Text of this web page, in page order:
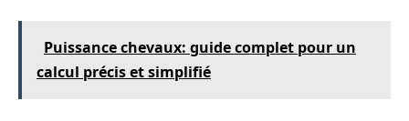
Puissance chevaux: guide complet pour un
calcul précis et simplifié